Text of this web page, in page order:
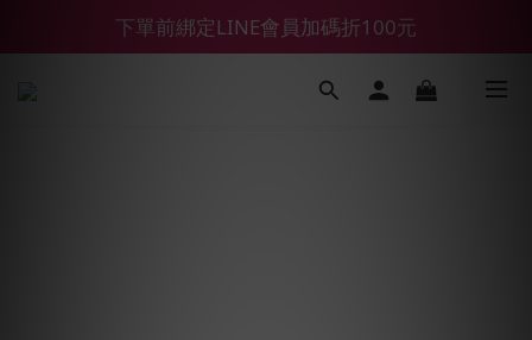
【鑽石熊/金熊新客首購限定】優惠搭車金
下單前綁定LINE會員加碼折100元
【55688商城】6 月年中慶滿額贈品發送延遲公告